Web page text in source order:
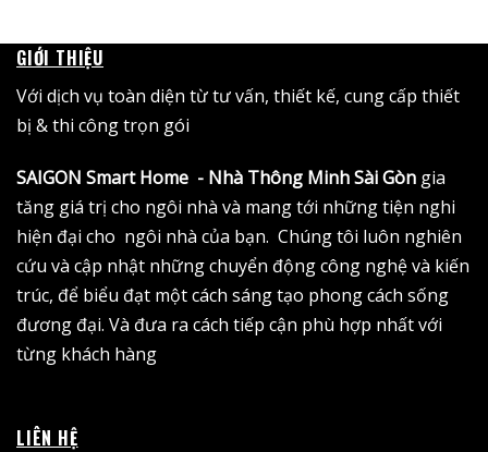
GIỚI THIỆU
Với dịch vụ toàn diện từ tư vấn, thiết kế, cung cấp thiết
bị & thi công trọn gói
SAIGON Smart Home - Nhà Thông Minh Sài Gòn gia
tăng giá trị cho ngôi nhà và mang tới những tiện nghi
hiện đại cho ngôi nhà của bạn. Chúng tôi luôn nghiên
cứu và cập nhật những chuyển động công nghệ và kiến
trúc, để biểu đạt một cách sáng tạo phong cách sống
đương đại. Và đưa ra cách tiếp cận phù hợp nhất với
từng khách hàng
LIÊN HỆ